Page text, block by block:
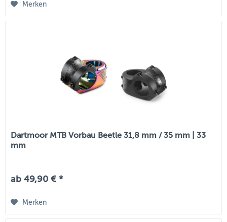
Merken
Dartmoor MTB Vorbau Beetle 31,8 mm / 35 mm | 33
mm
ab 49,90 € *
Merken